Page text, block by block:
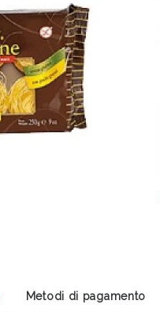
Metodi di pagamento
Salini